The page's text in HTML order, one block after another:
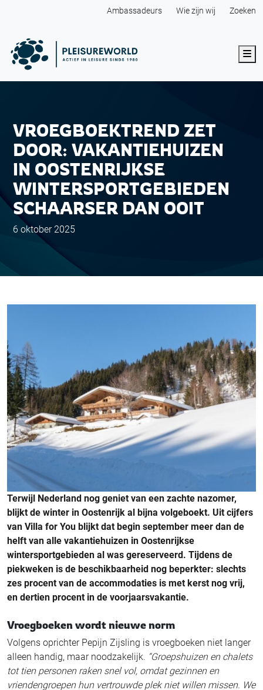
Ambassadeurs Wie zijn wij Zoeken
VROEGBOEKTREND ZET
DOOR: VAKANTIEHUIZEN
IN OOSTENRIJKSE
WINTERSPORTGEBIEDEN
SCHAARSER DAN OOIT
6 oktober 2025
Terwijl Nederland nog geniet van een zachte nazomer,
blijkt de winter in Oostenrijk al bijna volgeboekt. Uit cijfers
van Villa for You blijkt dat begin september meer dan de
helft van alle vakantiehuizen in Oostenrijkse
wintersportgebieden al was gereserveerd. Tijdens de
piekweken is de beschikbaarheid nog beperkter: slechts
zes procent van de accommodaties is met kerst nog vrij,
en dertien procent in de voorjaarsvakantie.
Vroegboeken wordt nieuwe norm
Volgens oprichter Pepijn Zijsling is vroegboeken niet langer
alleen handig, maar noodzakelijk. “Groepshuizen en chalets
tot tien personen raken snel vol, omdat gezinnen en
vriendengroepen hun vertrouwde plek niet willen missen. We